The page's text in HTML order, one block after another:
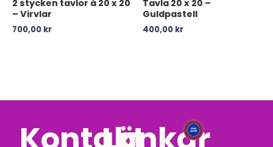
2 stycken tavlor á 20 x 20
– Virvlar
700,00 kr
Tavla 20 x 20 –
Guldpastell
400,00 kr